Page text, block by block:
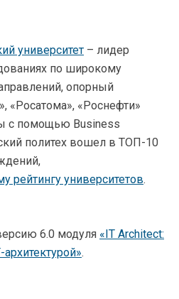
университет – лидер
по широкому
опорный
«Росатома», «Роснефти»
с помощью Business
политех вошел в ТОП-10
рейтингу университетов.
6.0 модуля «IT Architect:
».